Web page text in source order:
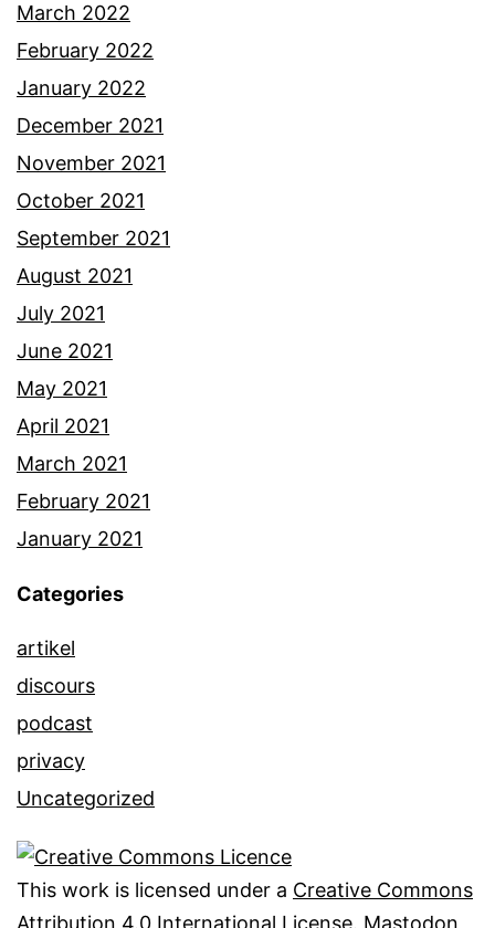
March 2022
February 2022
January 2022
December 2021
November 2021
October 2021
September 2021
August 2021
July 2021
June 2021
May 2021
April 2021
March 2021
February 2021
January 2021
Categories
artikel
discours
podcast
privacy
Uncategorized
This work is licensed under a Creative Commons